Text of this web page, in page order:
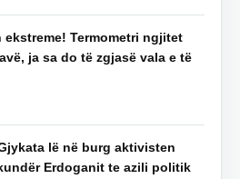
ekstreme! Termometri ngjitet
ja sa do të zgjasë vala e të
lë në burg aktivisten
Erdoganit te azili politik